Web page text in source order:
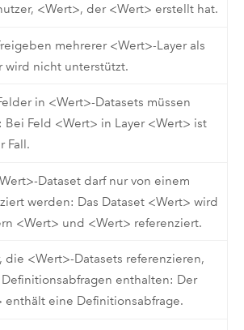
<Wert>, der <Wert> erstellt hat.
mehrerer <Wert>-Layer als
wird nicht unterstützt.
in <Wert>-Datasets müssen
Bei Feld <Wert> in Layer <Wert> ist
Fall.
Dataset darf nur von einem
werden: Das Dataset <Wert> wird
<Wert> und <Wert> referenziert.
die <Wert>-Datasets referenzieren,
enthalten: Der
enthält eine Definitionsabfrage.